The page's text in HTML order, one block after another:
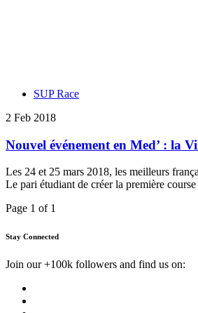
SUP Race
2 Feb 2018
Nouvel événement en Med’ : la
Les 24 et 25 mars 2018, les meilleurs
Le pari étudiant de créer la première
Page 1 of 1
Stay Connected
Join our +100k followers and find us on: